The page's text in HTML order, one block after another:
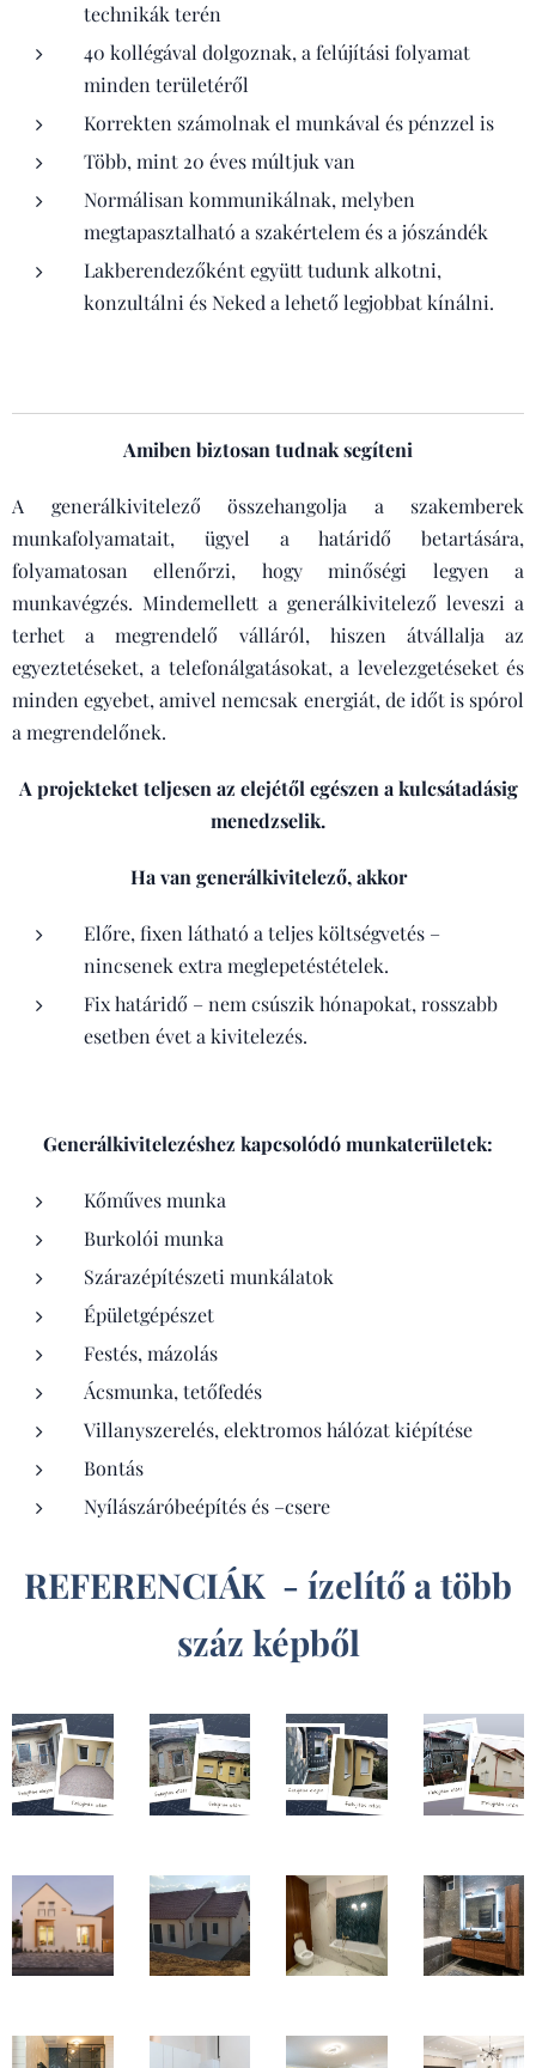
technikák terén
40 kollégával dolgoznak, a felújítási folyamat
minden területéről
Korrekten számolnak el munkával és pénzzel is
Több, mint 20 éves múltjuk van
Normálisan kommunikálnak, melyben
megtapasztalható a szakértelem és a jószándék
Lakberendezőként együtt tudunk alkotni,
konzultálni és Neked a lehető legjobbat kínálni.
Amiben biztosan tudnak segíteni
A generálkivitelező összehangolja a szakemberek
munkafolyamatait, ügyel a határidő betartására,
folyamatosan ellenőrzi, hogy minőségi legyen a
munkavégzés. Mindemellett a generálkivitelező leveszi a
terhet a megrendelő válláról, hiszen átvállalja az
egyeztetéseket, a telefonálgatásokat, a levelezgetéseket és
minden egyebet, amivel nemcsak energiát, de időt is spórol
a megrendelőnek.
A projekteket teljesen az elejétől egészen a kulcsátadásig
menedzselik.
Ha van generálkivitelező, akkor
Előre, fixen látható a teljes költségvetés –
nincsenek extra meglepetéstételek.
Fix határidő – nem csúszik hónapokat, rosszabb
esetben évet a kivitelezés.
Generálkivitelezéshez kapcsolódó munkaterületek:
Kőműves munka
Burkolói munka
Szárazépítészeti munkálatok
Épületgépészet
Festés, mázolás
Ácsmunka, tetőfedés
Villanyszerelés, elektromos hálózat kiépítése
Bontás
Nyílászáróbeépítés és –csere
REFERENCIÁK - ízelítő a több
száz képből